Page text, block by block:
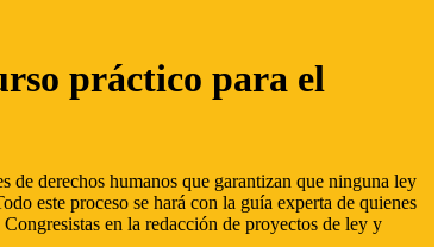
práctico para el
de derechos humanos que garantizan que ninguna ley
este proceso se hará con la guía experta de quienes
en la redacción de proyectos de ley y